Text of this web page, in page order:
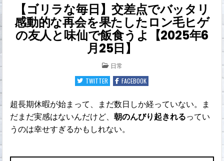
【ゴリラな毎日】交差点でバッタリ
感動的な再会を果たしたロン毛ヒゲ
の友人と味仙で飯食うよ【2025年6
月25日】
POSTED
IN
日常
TWITTER
FACEBOOK
超長期休暇が始まって、まだ数日しか経っていない。ま
だまだ実感はないんだけど、朝のんびり起きれるってい
うのは幸せすぎるかもしれない。